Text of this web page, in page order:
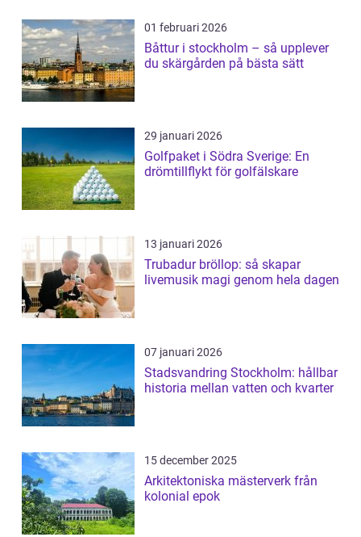
01 februari 2026
Båttur i stockholm – så upplever
du skärgården på bästa sätt
29 januari 2026
Golfpaket i Södra Sverige: En
drömtillflykt för golfälskare
13 januari 2026
Trubadur bröllop: så skapar
livemusik magi genom hela dagen
07 januari 2026
Stadsvandring Stockholm: hållbar
historia mellan vatten och kvarter
15 december 2025
Arkitektoniska mästerverk från
kolonial epok